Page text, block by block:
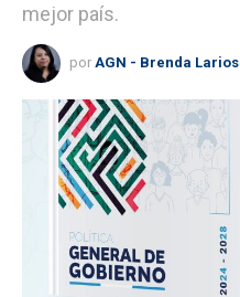
mejor país.
por AGN - Brenda Larios